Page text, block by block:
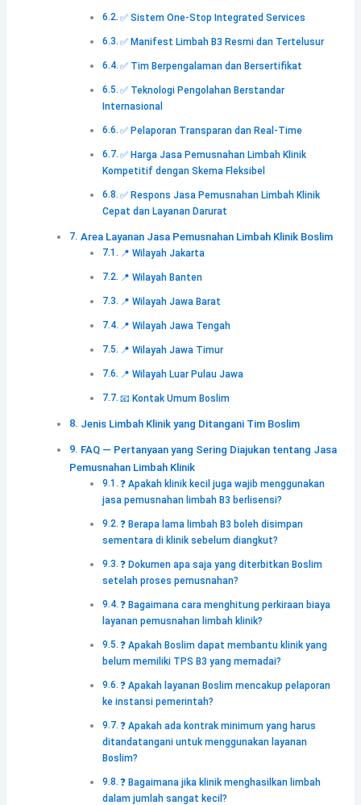
✅ Sistem One-Stop Integrated Services
✅ Manifest Limbah B3 Resmi dan Tertelusur
✅ Tim Berpengalaman dan Bersertifikat
✅ Teknologi Pengolahan Berstandar
Internasional
✅ Pelaporan Transparan dan Real-Time
✅ Harga Jasa Pemusnahan Limbah Klinik
Kompetitif dengan Skema Fleksibel
✅ Respons Jasa Pemusnahan Limbah Klinik
Cepat dan Layanan Darurat
Area Layanan Jasa Pemusnahan Limbah Klinik Boslim
📍 Wilayah Jakarta
📍 Wilayah Banten
📍 Wilayah Jawa Barat
📍 Wilayah Jawa Tengah
📍 Wilayah Jawa Timur
📍 Wilayah Luar Pulau Jawa
📧 Kontak Umum Boslim
Jenis Limbah Klinik yang Ditangani Tim Boslim
FAQ — Pertanyaan yang Sering Diajukan tentang Jasa
Pemusnahan Limbah Klinik
❓ Apakah klinik kecil juga wajib menggunakan
jasa pemusnahan limbah B3 berlisensi?
❓ Berapa lama limbah B3 boleh disimpan
sementara di klinik sebelum diangkut?
❓ Dokumen apa saja yang diterbitkan Boslim
setelah proses pemusnahan?
❓ Bagaimana cara menghitung perkiraan biaya
layanan pemusnahan limbah klinik?
❓ Apakah Boslim dapat membantu klinik yang
belum memiliki TPS B3 yang memadai?
❓ Apakah layanan Boslim mencakup pelaporan
ke instansi pemerintah?
❓ Apakah ada kontrak minimum yang harus
ditandatangani untuk menggunakan layanan
Boslim?
❓ Bagaimana jika klinik menghasilkan limbah
dalam jumlah sangat kecil?